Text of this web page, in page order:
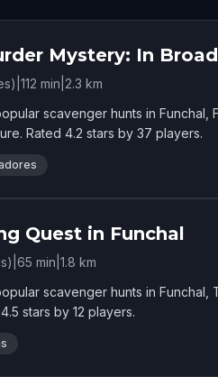
Mystery: In
112 min 2.3 km
scavenger hunts in Funchal,
Rated 4.2 stars by 37 players.
Quest in Funchal
65 min 1.8 km
scavenger hunts in Funchal,
stars by 12 players.